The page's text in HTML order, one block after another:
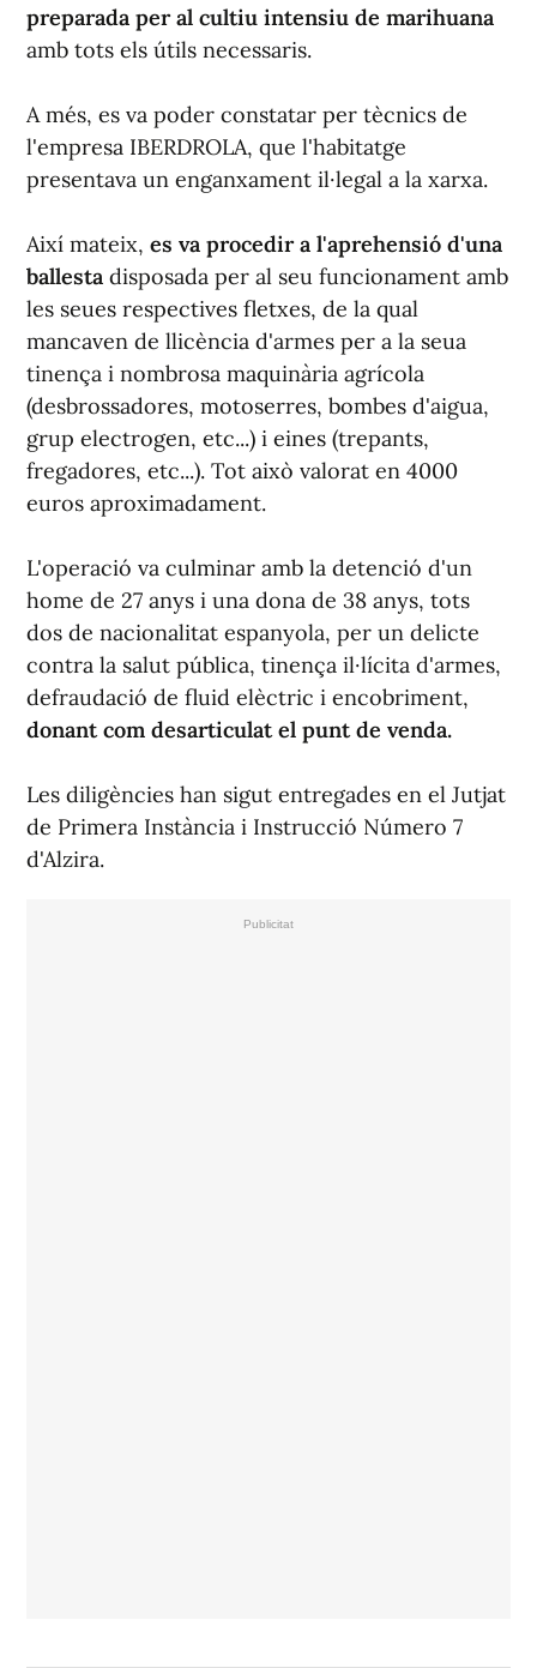
preparada per al cultiu intensiu de marihuana
amb tots els útils necessaris.
A més, es va poder constatar per tècnics de
l'empresa IBERDROLA, que l'habitatge
presentava un enganxament il·legal a la xarxa.
Així mateix, es va procedir a l'aprehensió d'una
ballesta disposada per al seu funcionament amb
les seues respectives fletxes, de la qual
mancaven de llicència d'armes per a la seua
tinença i nombrosa maquinària agrícola
(desbrossadores, motoserres, bombes d'aigua,
grup electrogen, etc...) i eines (trepants,
fregadores, etc...). Tot això valorat en 4000
euros aproximadament.
L'operació va culminar amb la detenció d'un
home de 27 anys i una dona de 38 anys, tots
dos de nacionalitat espanyola, per un delicte
contra la salut pública, tinença il·lícita d'armes,
defraudació de fluid elèctric i encobriment,
donant com desarticulat el punt de venda.
Les diligències han sigut entregades en el Jutjat
de Primera Instància i Instrucció Número 7
d'Alzira.